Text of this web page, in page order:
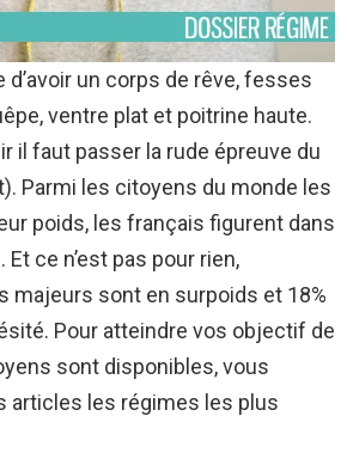
d’avoir un corps de rêve, fesses
ventre plat et poitrine haute.
il faut passer la rude épreuve du
Parmi les citoyens du monde les
poids, les français figurent dans
ce n’est pas pour rien,
majeurs sont en surpoids et 18%
Pour atteindre vos objectif de
sont disponibles, vous
articles les régimes les plus